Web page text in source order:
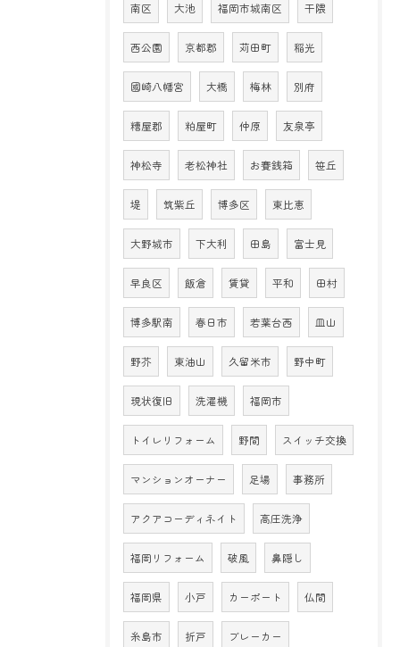
南区 大池 福岡市城南区 干隈
西公園 京都郡 苅田町 稲光
國崎八幡宮 大橋 梅林 別府
糟屋郡 粕屋町 仲原 友泉亭
神松寺 老松神社 お賽銭箱 笹丘
堤 筑紫丘 博多区 東比恵
大野城市 下大利 田島 富士見
早良区 飯倉 賃貸 平和 田村
博多駅南 春日市 若葉台西 皿山
野芥 東油山 久留米市 野中町
現状復旧 洗濯機 福岡市
トイレリフォーム 野間 スイッチ交換
マンションオーナー 足場 事務所
アクアコーディネイト 高圧洗浄
福岡リフォーム 破風 鼻隠し
福岡県 小戸 カーポート 仏間
糸島市 折戸 ブレーカー